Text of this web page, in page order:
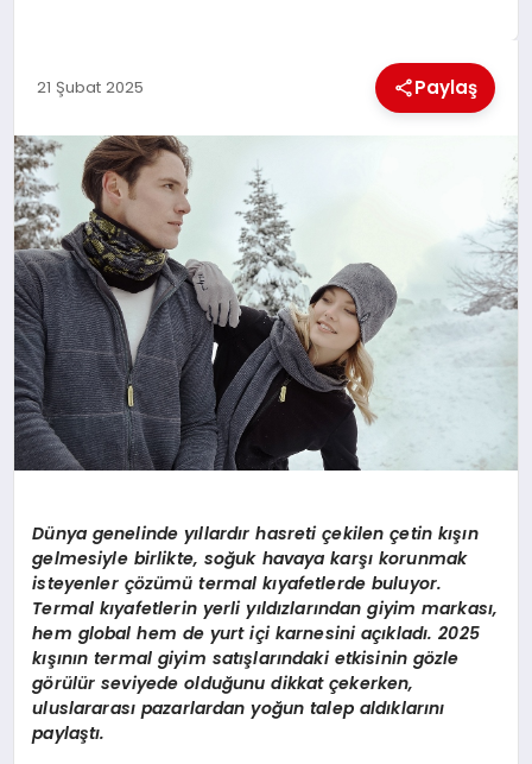
EKONOMI
MAGAZIN
SAĞLIK
SIYASET
SPOR
TEKNOLOJI
21 Şubat 2025 Paylaş
Dünya genelinde yıllardır hasreti çekilen çetin kışın
gelmesiyle birlikte, soğuk havaya karşı korunmak
isteyenler çözümütermal kıyafetlerde buluyor.
Termal kıyafetlerin yerli yıldızlarından giyim markası,
hem global hem de yurt içi karnesini açıkladı. 2025
kışının termal giyim satışlarındaki etkisinin gözle
görülür seviyede olduğunu dikkat çekerken,
uluslararası pazarlardan yoğun talep aldıklarını
paylaştı.